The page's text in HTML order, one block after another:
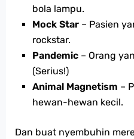
bola lampu.
Mock Star – Pasien
rockstar.
Pandemic – Orang
(Serius!)
Animal Magnetism –
hewan-hewan kecil.
Dan buat nyembuhin